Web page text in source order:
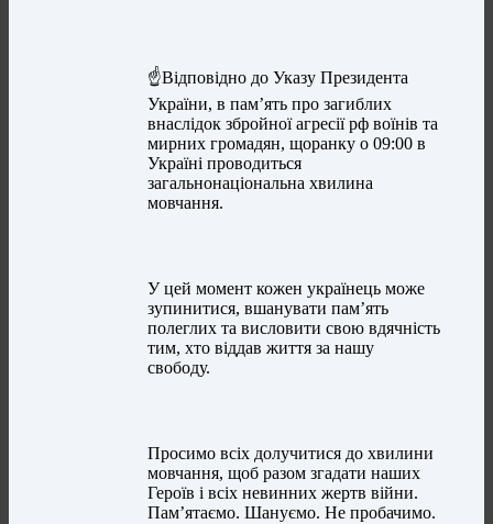
☝️Відповідно до Указу Президента
України, в пам’ять про загиблих
внаслідок збройної агресії рф воїнів та
мирних громадян, щоранку о 09:00 в
Україні проводиться
загальнонаціональна хвилина
мовчання.
У цей момент кожен українець може
зупинитися, вшанувати пам’ять
полеглих та висловити свою вдячність
тим, хто віддав життя за нашу
свободу.
Просимо всіх долучитися до хвилини
мовчання, щоб разом згадати наших
Героїв і всіх невинних жертв війни.
Пам’ятаємо. Шануємо. Не пробачимо.